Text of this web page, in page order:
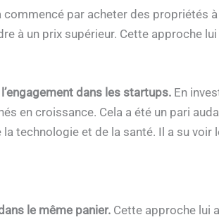
commencé par acheter des propriétés
à un prix supérieur. Cette approche
l’engagement dans les startups. En
en croissance. Cela a été un pari
technologie et de la santé. Il a su voir
le même panier. Cette approche lui